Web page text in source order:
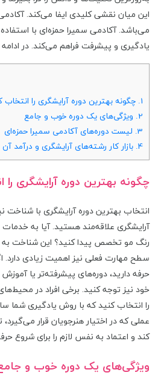
این میان نقشی کلیدی ایفا می‌کند.
می‌باشد. آکادمی سمیرا حمزه‌ای با
یادگیری و پیشرفت فراهم می‌کند. در
1. چگونه بهترین دوره آرایشگری را انتخاب
2. ویژگی‌های یک دوره خوب و جامع
3. لیست دوره‌های آکادمی سمیرا حمزه‌ای
4. بازار کار رشته‌های آرایشگری و درآمد آن
چگونه بهترین دوره آرایشگری
انتخاب بهترین دوره آرایشگری با
آرایشگری علاقه‌مند هستید. آیا به
رنگ مو تخصص پیدا کنید؟ این شناخت به
سطح مهارت فعلی نیز اهمیت زیادی دارد.
حرفه دارید، دوره‌های پیشرفته‌تر یا
خود نیز توجه کنید. برخی افراد در
را انتخاب کنید که با روش یادگیری شما
عملی که در اختیار هنرجویان قرار
کند و اعتماد به ‌نفس لازم را برای شروع
ویژگی‌های یک دوره خوب و